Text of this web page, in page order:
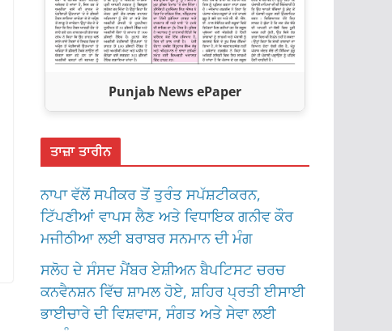
Punjab News ePaper
ਤਾਜ਼ਾ ਤਾਰੀਨ
ਨਾਪਾ ਵੱਲੋਂ ਸਪੀਕਰ ਤੋਂ ਤੁਰੰਤ ਸਪੱਸ਼ਟੀਕਰਨ,
ਟਿੱਪਣੀਆਂ ਵਾਪਸ ਲੈਣ ਅਤੇ ਵਿਧਾਇਕ ਗਨੀਵ ਕੌਰ
ਮਜੀਠੀਆ ਲਈ ਬਰਾਬਰ ਸਨਮਾਨ ਦੀ ਮੰਗ
ਸਲੋਹ ਦੇ ਸੰਸਦ ਮੈਂਬਰ ਏਸ਼ੀਅਨ ਬੈਪਟਿਸਟ ਚਰਚ
ਕਨਵੈਨਸ਼ਨ ਵਿੱਚ ਸ਼ਾਮਲ ਹੋਏ, ਸ਼ਹਿਰ ਪ੍ਰਤੀ ਈਸਾਈ
ਭਾਈਚਾਰੇ ਦੀ ਵਿਸ਼ਵਾਸ, ਸੰਗਤ ਅਤੇ ਸੇਵਾ ਲਈ